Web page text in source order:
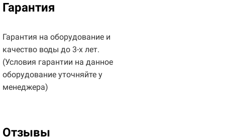
Гарантия
Гарантия на оборудование и
качество воды до 3-х лет.
(Условия гарантии на данное
оборудование уточняйте у
менеджера)
Отзывы